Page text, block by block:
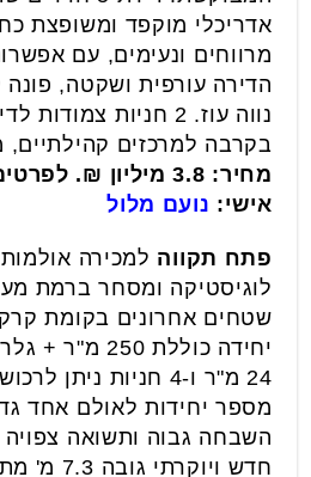
מרווחים ונעימים, עם
הדירה עורפית ושקטה, פונה
נווה עוז. 2 חניות
בקרבה למרכזים קהילתיים,
מחיר: 3.8 מיליון ₪.
אישי: נועם מלול
פתח תקווה למכירה
לוגיסטיקה ומסחר ברמת
24 מ"ר ו-4 חניות
מספר יחידות לאולם אחד
חדש